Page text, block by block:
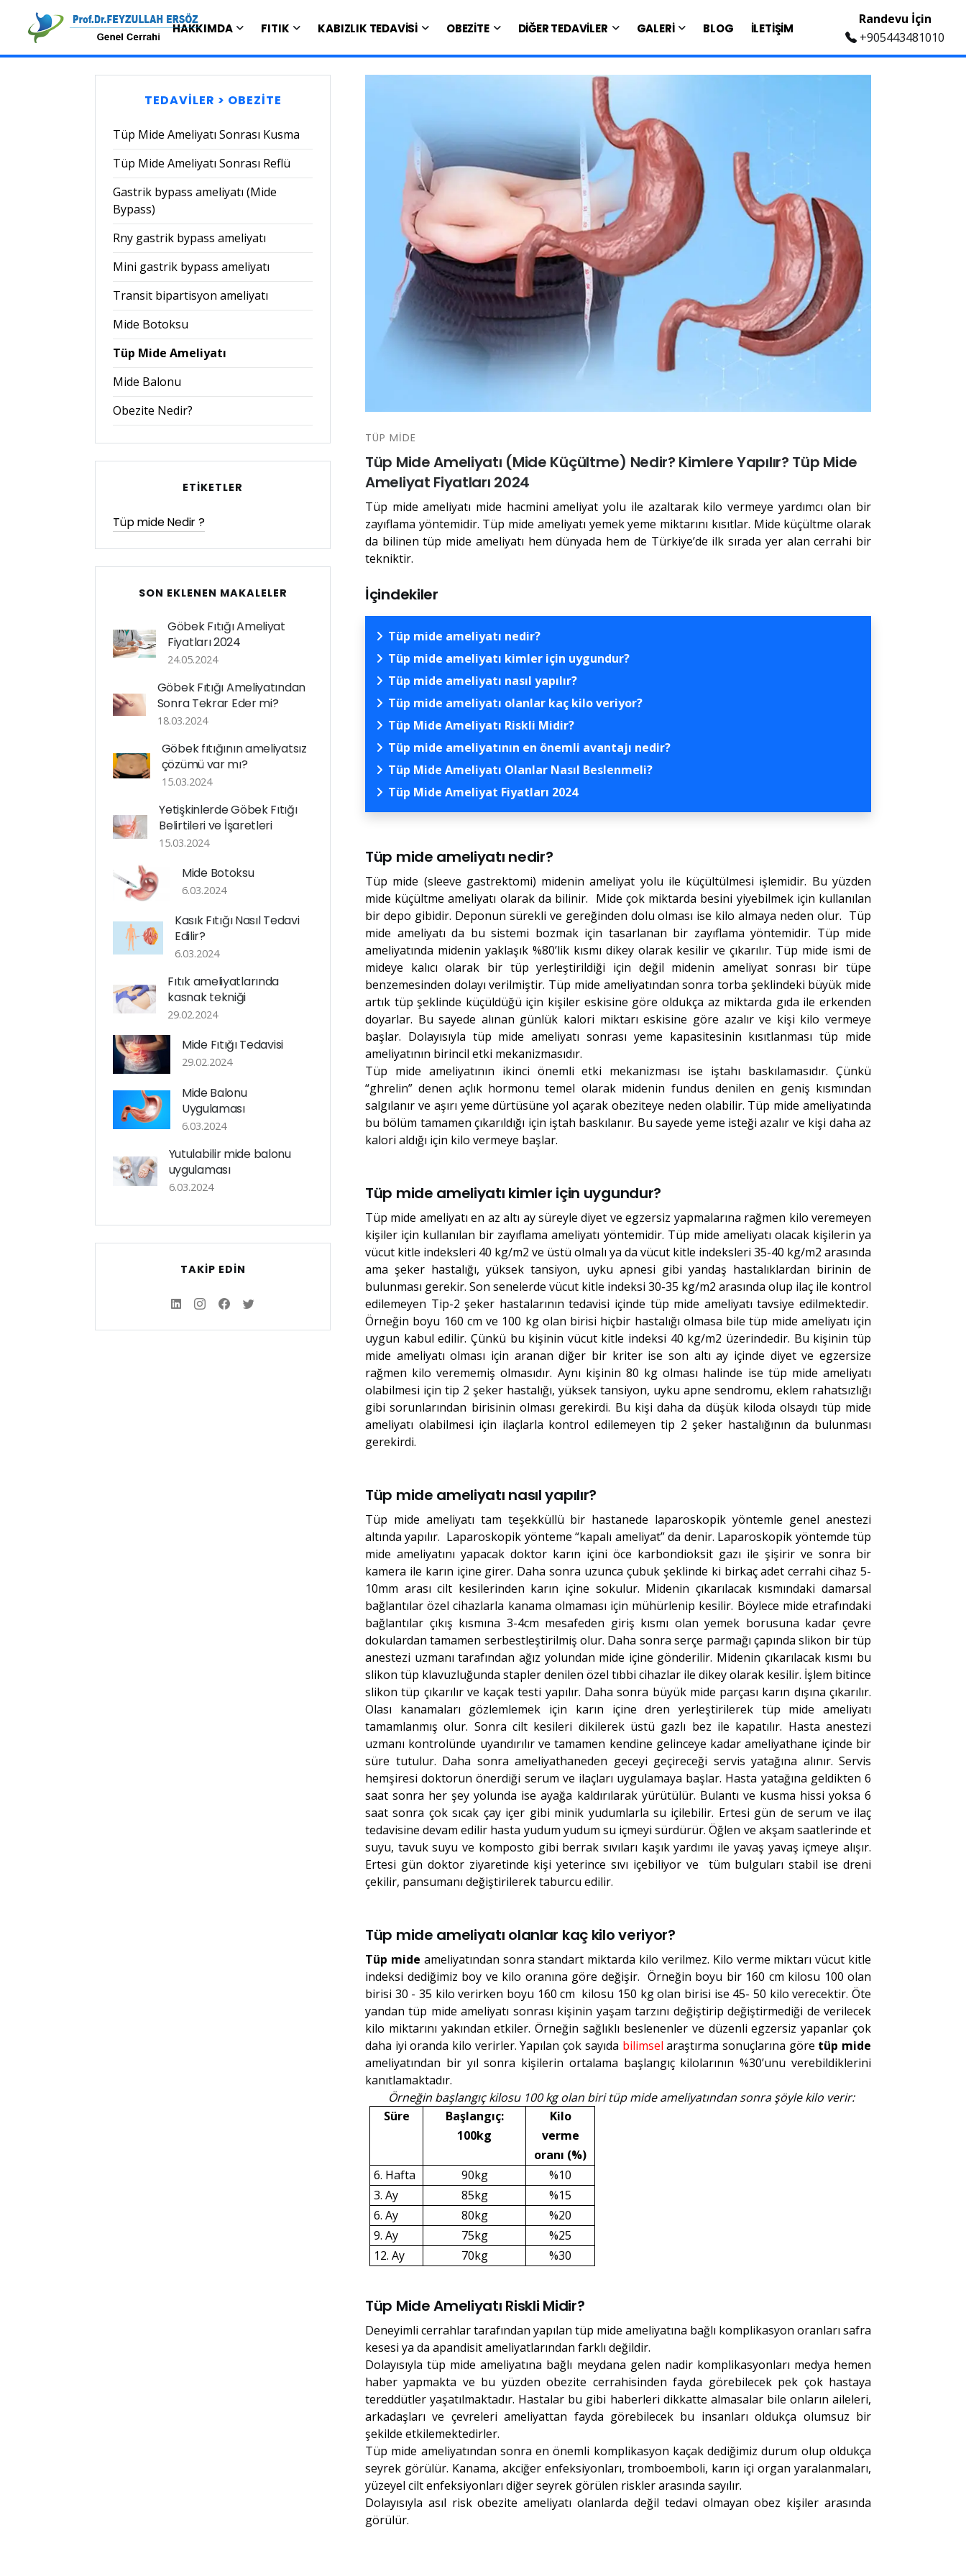
HAKKIMDA FITIK KABIZLIK TEDAVİSİ OBEZİTE DİĞER TEDAVİLER GALERİ BLOG İLETİŞİM
Randevu İçin
+905443481010
TÜP MIDE
Tüp Mide Ameliyatı (Mide Küçültme) Nedir? Kimlere Yapılır? Tüp Mide
Ameliyat Fiyatları 2024
Tüp mide ameliyatı mide hacmini ameliyat yolu ile azaltarak kilo vermeye yardımcı olan bir
zayıflama yöntemidir. Tüp mide ameliyatı yemek yeme miktarını kısıtlar. Mide küçültme olarak
da bilinen tüp mide ameliyatı hem dünyada hem de Türkiye’de ilk sırada yer alan cerrahi bir
tekniktir.
İçindekiler
Tüp mide ameliyatı nedir?
Tüp mide ameliyatı kimler için uygundur?
Tüp mide ameliyatı nasıl yapılır?
Tüp mide ameliyatı olanlar kaç kilo veriyor?
Tüp Mide Ameliyatı Riskli Midir?
Tüp mide ameliyatının en önemli avantajı nedir?
Tüp Mide Ameliyatı Olanlar Nasıl Beslenmeli?
Tüp Mide Ameliyat Fiyatları 2024
Tüp mide ameliyatı nedir?
Tüp mide (sleeve gastrektomi) midenin ameliyat yolu ile küçültülmesi işlemidir. Bu yüzden
mide küçültme ameliyatı olarak da bilinir. Mide çok miktarda besini yiyebilmek için kullanılan
bir depo gibidir. Deponun sürekli ve gereğinden dolu olması ise kilo almaya neden olur. Tüp
mide ameliyatı da bu sistemi bozmak için tasarlanan bir zayıflama yöntemidir. Tüp mide
ameliyatında midenin yaklaşık %80’lik kısmı dikey olarak kesilir ve çıkarılır. Tüp mide ismi de
mideye kalıcı olarak bir tüp yerleştirildiği için değil midenin ameliyat sonrası bir tüpe
benzemesinden dolayı verilmiştir. Tüp mide ameliyatından sonra torba şeklindeki büyük mide
artık tüp şeklinde küçüldüğü için kişiler eskisine göre oldukça az miktarda gıda ile erkenden
doyarlar. Bu sayede alınan günlük kalori miktarı eskisine göre azalır ve kişi kilo vermeye
başlar. Dolayısıyla tüp mide ameliyatı sonrası yeme kapasitesinin kısıtlanması tüp mide
ameliyatının birincil etki mekanizmasıdır.
Tüp mide ameliyatının ikinci önemli etki mekanizması ise iştahı baskılamasıdır. Çünkü
“ghrelin” denen açlık hormonu temel olarak midenin fundus denilen en geniş kısmından
salgılanır ve aşırı yeme dürtüsüne yol açarak obeziteye neden olabilir. Tüp mide ameliyatında
bu bölüm tamamen çıkarıldığı için iştah baskılanır. Bu sayede yeme isteği azalır ve kişi daha az
kalori aldığı için kilo vermeye başlar.
Tüp mide ameliyatı kimler için uygundur?
Tüp mide ameliyatı en az altı ay süreyle diyet ve egzersiz yapmalarına rağmen kilo veremeyen
kişiler için kullanılan bir zayıflama ameliyatı yöntemidir. Tüp mide ameliyatı olacak kişilerin ya
vücut kitle indeksleri 40 kg/m2 ve üstü olmalı ya da vücut kitle indeksleri 35-40 kg/m2 arasında
ama şeker hastalığı, yüksek tansiyon, uyku apnesi gibi yandaş hastalıklardan birinin de
bulunması gerekir. Son senelerde vücut kitle indeksi 30-35 kg/m2 arasında olup ilaç ile kontrol
edilemeyen Tip-2 şeker hastalarının tedavisi içinde tüp mide ameliyatı tavsiye edilmektedir.
Örneğin boyu 160 cm ve 100 kg olan birisi hiçbir hastalığı olmasa bile tüp mide ameliyatı için
uygun kabul edilir. Çünkü bu kişinin vücut kitle indeksi 40 kg/m2 üzerindedir. Bu kişinin tüp
mide ameliyatı olması için aranan diğer bir kriter ise son altı ay içinde diyet ve egzersize
rağmen kilo verememiş olmasıdır. Aynı kişinin 80 kg olması halinde ise tüp mide ameliyatı
olabilmesi için tip 2 şeker hastalığı, yüksek tansiyon, uyku apne sendromu, eklem rahatsızlığı
gibi sorunlarından birisinin olması gerekirdi. Bu kişi daha da düşük kiloda olsaydı tüp mide
ameliyatı olabilmesi için ilaçlarla kontrol edilemeyen tip 2 şeker hastalığının da bulunması
gerekirdi.
Tüp mide ameliyatı nasıl yapılır?
Tüp mide ameliyatı tam teşekküllü bir hastanede laparoskopik yöntemle genel anestezi
altında yapılır. Laparoskopik yönteme “kapalı ameliyat” da denir. Laparoskopik yöntemde tüp
mide ameliyatını yapacak doktor karın içini öce karbondioksit gazı ile şişirir ve sonra bir
kamera ile karın içine girer. Daha sonra uzunca çubuk şeklinde ki birkaç adet cerrahi cihaz 5-
10mm arası cilt kesilerinden karın içine sokulur. Midenin çıkarılacak kısmındaki damarsal
bağlantılar özel cihazlarla kanama olmaması için mühürlenip kesilir. Böylece mide etrafındaki
bağlantılar çıkış kısmına 3-4cm mesafeden giriş kısmı olan yemek borusuna kadar çevre
dokulardan tamamen serbestleştirilmiş olur. Daha sonra serçe parmağı çapında slikon bir tüp
anestezi uzmanı tarafından ağız yolundan mide içine gönderilir. Midenin çıkarılacak kısmı bu
slikon tüp klavuzluğunda stapler denilen özel tıbbi cihazlar ile dikey olarak kesilir. İşlem bitince
slikon tüp çıkarılır ve kaçak testi yapılır. Daha sonra büyük mide parçası karın dışına çıkarılır.
Olası kanamaları gözlemlemek için karın içine dren yerleştirilerek tüp mide ameliyatı
tamamlanmış olur. Sonra cilt kesileri dikilerek üstü gazlı bez ile kapatılır. Hasta anestezi
uzmanı kontrolünde uyandırılır ve tamamen kendine gelinceye kadar ameliyathane içinde bir
süre tutulur. Daha sonra ameliyathaneden geceyi geçireceği servis yatağına alınır. Servis
hemşiresi doktorun önerdiği serum ve ilaçları uygulamaya başlar. Hasta yatağına geldikten 6
saat sonra her şey yolunda ise ayağa kaldırılarak yürütülür. Bulantı ve kusma hissi yoksa 6
saat sonra çok sıcak çay içer gibi minik yudumlarla su içilebilir. Ertesi gün de serum ve ilaç
tedavisine devam edilir hasta yudum yudum su içmeyi sürdürür. Öğlen ve akşam saatlerinde et
suyu, tavuk suyu ve komposto gibi berrak sıvıları kaşık yardımı ile yavaş yavaş içmeye alışır.
Ertesi gün doktor ziyaretinde kişi yeterince sıvı içebiliyor ve tüm bulguları stabil ise dreni
çekilir, pansumanı değiştirilerek taburcu edilir.
Tüp mide ameliyatı olanlar kaç kilo veriyor?
Tüp mide ameliyatından sonra standart miktarda kilo verilmez. Kilo verme miktarı vücut kitle
indeksi dediğimiz boy ve kilo oranına göre değişir. Örneğin boyu bir 160 cm kilosu 100 olan
birisi 30 - 35 kilo verirken boyu 160 cm kilosu 150 kg olan birisi ise 45- 50 kilo verecektir. Öte
yandan tüp mide ameliyatı sonrası kişinin yaşam tarzını değiştirip değiştirmediği de verilecek
kilo miktarını yakından etkiler. Örneğin sağlıklı beslenenler ve düzenli egzersiz yapanlar çok
daha iyi oranda kilo verirler. Yapılan çok sayıda bilimsel araştırma sonuçlarına göre tüp mide
ameliyatından bir yıl sonra kişilerin ortalama başlangıç kilolarının %30’unu verebildiklerini
kanıtlamaktadır.
Örneğin başlangıç kilosu 100 kg olan biri tüp mide ameliyatından sonra şöyle kilo verir:
Süre
Başlangıç:
100kg
Kilo
verme
oranı (%)
6. Hafta
90kg
%10
3. Ay
85kg
%15
6. Ay
80kg
%20
9. Ay
75kg
%25
12. Ay
70kg %30
Tüp Mide Ameliyatı Riskli Midir?
Deneyimli cerrahlar tarafından yapılan tüp mide ameliyatına bağlı komplikasyon oranları safra
kesesi ya da apandisit ameliyatlarından farklı değildir.
Dolayısıyla tüp mide ameliyatına bağlı meydana gelen nadir komplikasyonları medya hemen
haber yapmakta ve bu yüzden obezite cerrahisinden fayda görebilecek pek çok hastaya
tereddütler yaşatılmaktadır. Hastalar bu gibi haberleri dikkatte almasalar bile onların aileleri,
arkadaşları ve çevreleri ameliyattan fayda görebilecek bu insanları oldukça olumsuz bir
şekilde etkilemektedirler.
Tüp mide ameliyatından sonra en önemli komplikasyon kaçak dediğimiz durum olup oldukça
seyrek görülür. Kanama, akciğer enfeksiyonları, tromboemboli, karın içi organ yaralanmaları,
yüzeyel cilt enfeksiyonları diğer seyrek görülen riskler arasında sayılır.
Dolayısıyla asıl risk obezite ameliyatı olanlarda değil tedavi olmayan obez kişiler arasında
görülür.
TEDAVİLER > OBEZİTE
Tüp Mide Ameliyatı Sonrası Kusma
Tüp Mide Ameliyatı Sonrası Reflü
Gastrik bypass ameliyatı (Mide
Bypass)
Rny gastrik bypass ameliyatı
Mini gastrik bypass ameliyatı
Transit bipartisyon ameliyatı
Mide Botoksu
Tüp Mide Ameliyatı
Mide Balonu
Obezite Nedir?
ETIKETLER
Tüp mide Nedir ?
SON EKLENEN MAKALELER
Göbek Fıtığı Ameliyat
Fiyatları 2024
24.05.2024
Göbek Fıtığı Ameliyatından
Sonra Tekrar Eder mi?
18.03.2024
Göbek fıtığının ameliyatsız
çözümü var mı?
15.03.2024
Yetişkinlerde Göbek Fıtığı
Belirtileri ve İşaretleri
15.03.2024
Mide Botoksu
6.03.2024
Kasık Fıtığı Nasıl Tedavi
Edilir?
6.03.2024
Fıtık ameliyatlarında
kasnak tekniği
29.02.2024
Mide Fıtığı Tedavisi
29.02.2024
Mide Balonu
Uygulaması
6.03.2024
Yutulabilir mide balonu
uygulaması
6.03.2024
TAKIP EDIN